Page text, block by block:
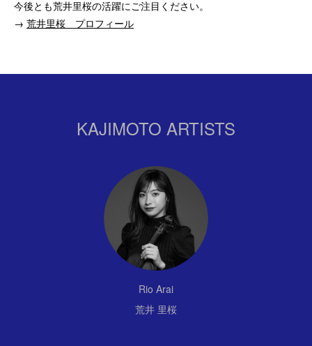
今後とも荒井里桜の活躍にご注目ください。
→ 荒井里桜 プロフィール
KAJIMOTO ARTISTS
Rio Arai
荒井 里桜